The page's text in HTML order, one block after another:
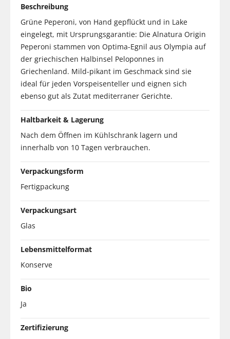
Beschreibung
Grüne Peperoni, von Hand gepflückt und in Lake
eingelegt, mit Ursprungsgarantie: Die Alnatura Origin
Peperoni stammen von Optima-Egnil aus Olympia auf
der griechischen Halbinsel Peloponnes in
Griechenland. Mild-pikant im Geschmack sind sie
ideal für jeden Vorspeisenteller und eignen sich
ebenso gut als Zutat mediterraner Gerichte.
Haltbarkeit & Lagerung
Nach dem Öffnen im Kühlschrank lagern und
innerhalb von 10 Tagen verbrauchen.
Verpackungsform
Fertigpackung
Verpackungsart
Glas
Lebensmittelformat
Konserve
Bio
Ja
Zertifizierung